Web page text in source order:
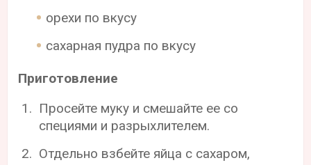
орехи по вкусу
сахарная пудра по вкусу
Приготовление
Просейте муку и смешайте ее со
специями и разрыхлителем.
Отдельно взбейте яйца с сахаром,